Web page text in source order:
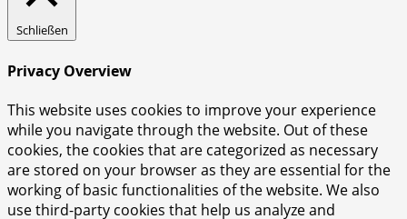
Schließen
Privacy Overview
This website uses cookies to improve your experience
while you navigate through the website. Out of these
cookies, the cookies that are categorized as necessary
are stored on your browser as they are essential for the
working of basic functionalities of the website. We also
use third-party cookies that help us analyze and